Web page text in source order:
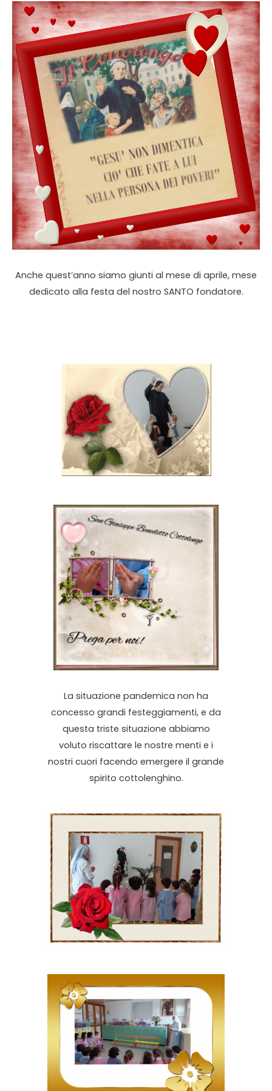
Anche quest’anno siamo giunti al mese di aprile, mese
dedicato alla festa del nostro SANTO fondatore.
La situazione pandemica non ha
concesso grandi festeggiamenti, e da
questa triste situazione abbiamo
voluto riscattare le nostre menti e i
nostri cuori facendo emergere il grande
spirito cottolenghino.